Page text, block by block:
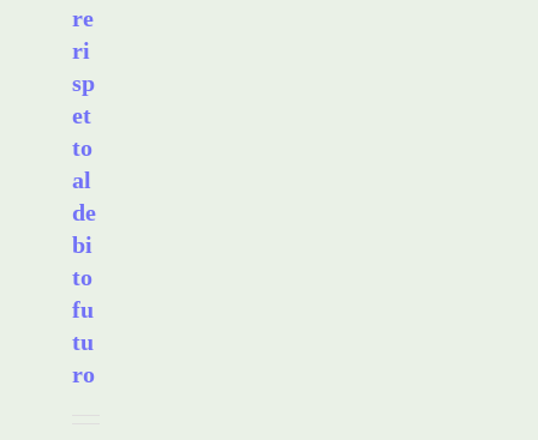
re
ri
sp
et
to
al
de
bi
to
fu
tu
ro